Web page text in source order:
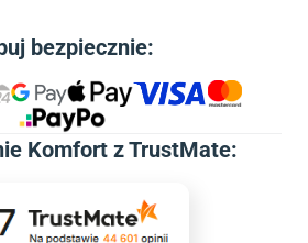
bezpiecznie:
Komfort z TrustMate: